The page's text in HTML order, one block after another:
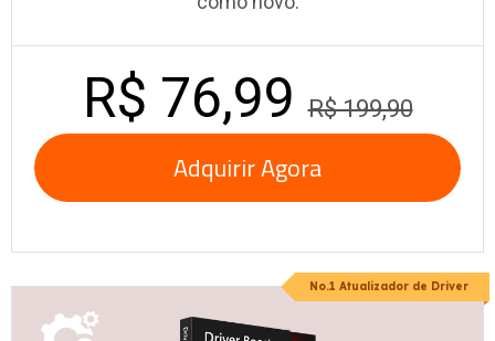
R$ 76,99R$ 199,90
Adquirir Agora
No.1 Atualizador de Driver